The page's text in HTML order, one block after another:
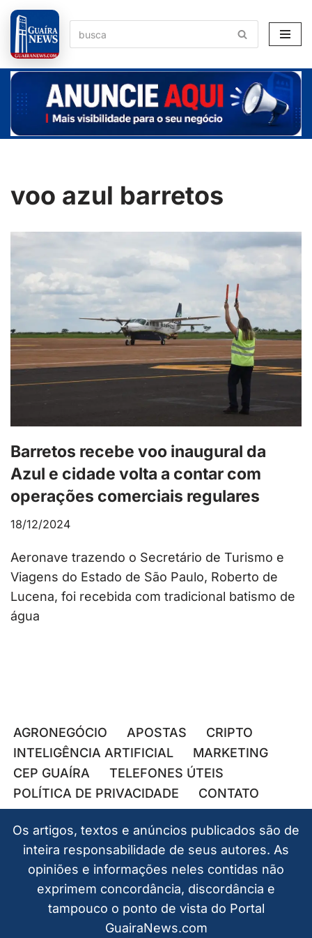
Pular
para
o
conteúdo
voo azul barretos
Barretos recebe voo inaugural da
Azul e cidade volta a contar com
operações comerciais regulares
18/12/2024
Aeronave trazendo o Secretário de Turismo e
Viagens do Estado de São Paulo, Roberto de
Lucena, foi recebida com tradicional batismo de
água
AGRONEGÓCIO APOSTAS
CRIPTO
INTELIGÊNCIA ARTIFICIAL
MARKETING
CEP GUAÍRA
TELEFONES ÚTEIS
POLÍTICA DE PRIVACIDADE
CONTATO
Os artigos, textos e anúncios publicados são de
inteira responsabilidade de seus autores. As
opiniões e informações neles contidas não
exprimem concordância, discordância e
tampouco o ponto de vista do Portal
GuairaNews.com